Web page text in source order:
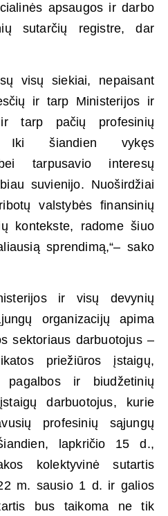
apsaugos ir darbo
sutarčių registre, dar
visų siekiai, nepaisant
ir tarp Ministerijos ir
tarp pačių profesinių
Iki šiandien vykęs
tarpusavio interesų
suvienijo. Nuoširdžiai
valstybės finansinių
kontekste, radome šiuo
sprendimą,“– sako
ir visų devynių
organizacijų apima
sektoriaus darbuotojus –
priežiūros įstaigų,
pagalbos ir biudžetinių
darbuotojus, kurie
profesinių sąjungų
lapkričio 15 d.,
kolektyvinė sutartis
m. sausio 1 d. ir galios
bus taikoma ne tik